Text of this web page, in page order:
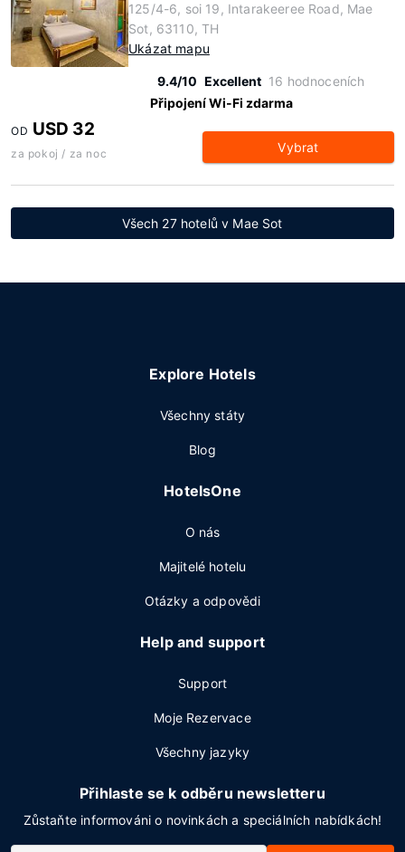
125/4-6, soi 19, Intarakeeree Road, Mae
Sot, 63110, TH
Ukázat mapu
9.4/10 Excellent 16 hodnoceních
Připojení Wi-Fi zdarma
OD USD 32
za pokoj / za noc Vybrat
Všech 27 hotelů v Mae Sot
Explore Hotels
Všechny státy
Blog
HotelsOne
O nás
Majitelé hotelu
Otázky a odpovědi
Help and support
Support
Moje Rezervace
Všechny jazyky
Přihlaste se k odběru newsletteru
Zůstaňte informováni o novinkách a speciálních nabídkách!